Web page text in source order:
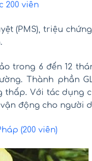
200 viên
(PMS), triệu
trong 6 đến 12
Thành phần
thấp. Với tác dụng
động cho người
(200 viên)